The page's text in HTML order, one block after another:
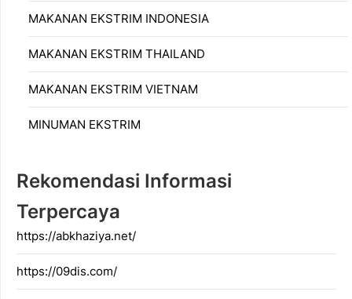
MAKANAN EKSTRIM INDONESIA
MAKANAN EKSTRIM THAILAND
MAKANAN EKSTRIM VIETNAM
MINUMAN EKSTRIM
Rekomendasi Informasi
Terpercaya
https://abkhaziya.net/
https://09dis.com/